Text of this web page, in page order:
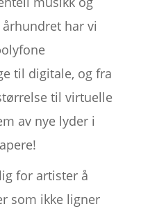
har vi
til digitale, og fra
til virtuelle
av nye lyder i
for artister å
som ikke ligner